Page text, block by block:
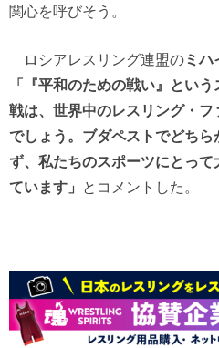
関心を呼びそう。
ロシアレスリング連盟のミハ
「『平和のための戦い』とい
戦は、世界中のレスリング・
でしょう。ブダペストでどちら
ず、私たちのスポーツにとっ
ています」
とコメントした。